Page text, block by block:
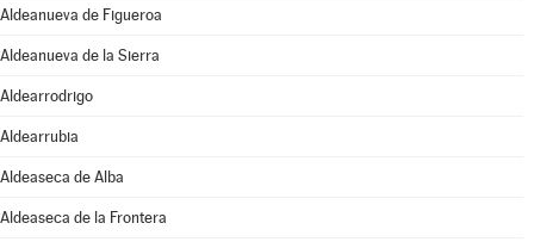
Aldeanueva de Figueroa
Aldeanueva de la Sierra
Aldearrodrigo
Aldearrubia
Aldeaseca de Alba
Aldeaseca de la Frontera